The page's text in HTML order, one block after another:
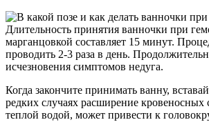
Длительность принятия ванночки при
марганцовкой составляет 15 минут.
проводить 2-3 раза в день.
исчезновения симптомов недуга.
Когда закончите принимать ванну,
редких случаях расширение кровеносных
теплой водой, может привести к